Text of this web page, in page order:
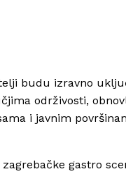
budu izravno
održivosti,
i javnim
gastro